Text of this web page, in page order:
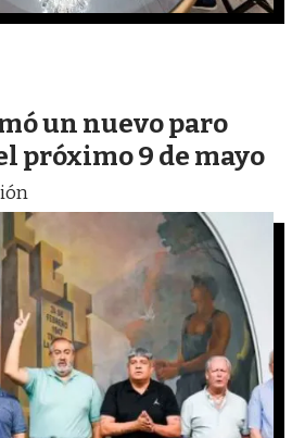
un nuevo paro
próximo 9 de mayo